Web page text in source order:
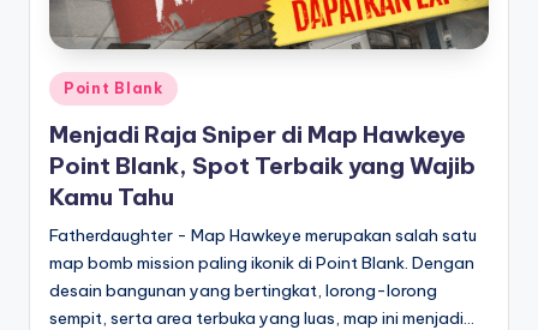
skompetitif.
Posted
in
Point Blank
Menjadi Raja Sniper di Map Hawkeye
Point Blank, Spot Terbaik yang Wajib
Kamu Tahu
Fatherdaughter - Map Hawkeye merupakan salah satu
map bomb mission paling ikonik di Point Blank. Dengan
desain bangunan yang bertingkat, lorong-lorong
sempit, serta area terbuka yang luas, map ini menjadi…